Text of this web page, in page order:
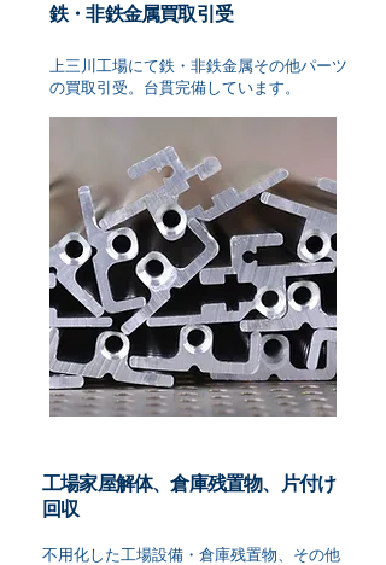
鉄・非鉄金属買取引受
上三川工場にて鉄・非鉄金属その他パーツ
の買取引受。台貫完備しています。
工場家屋解体、倉庫残置物、片付け
回収
不用化した工場設備・倉庫残置物、その他